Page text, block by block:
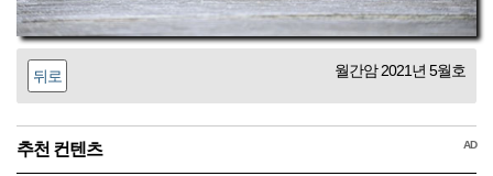
뒤로 월간암 2021년 5월호
추천 컨텐츠 AD